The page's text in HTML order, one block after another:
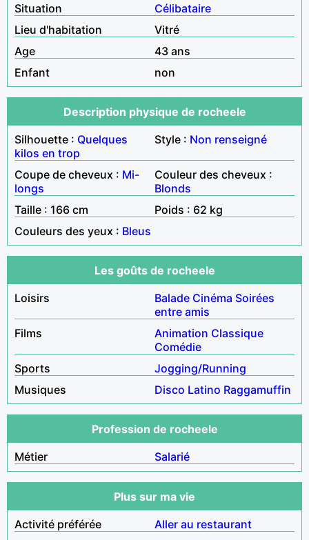
Situation
Célibataire
Lieu d'habitation
Vitré
Age
43 ans
Enfant
non
Description physique de rocheele
Silhouette : Quelques
kilos en trop
Style : Non renseigné
Coupe de cheveux : Mi-
longs
Couleur des cheveux :
Blonds
Taille : 166 cm
Poids : 62 kg
Couleurs des yeux : Bleus
Les goûts de rocheele
Loisirs
Balade Cinéma Soirées
entre amis
Films
Animation Classique
Comédie
Sports
Jogging/Running
Musiques
Disco Latino Raggamuffin
Profession de rocheele
Métier
Salarié
Plus sur ma vie
Activité préférée
Aller au restaurant